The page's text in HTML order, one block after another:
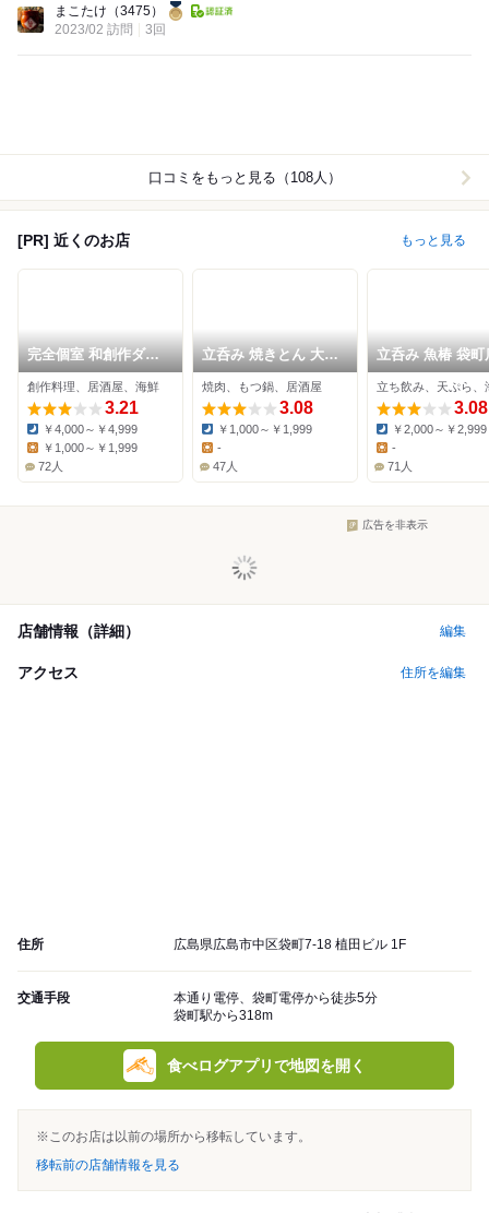
まこたけ （3475）
2023/02 訪問
3回
口コミをもっと見る（108人）
[PR] 近くのお店 もっと見る
完全個室 和創作ダイ
ニング 六
創作料理、居酒屋、海鮮
3.21
Dinner:
￥4,000～￥4,999
Lunch:
￥1,000～￥1,999
72人
立呑み 焼きとん 大黒
袋町店
焼肉、もつ鍋、居酒屋
3.08
Dinner:
￥1,000～￥1,999
Lunch:
-
47人
立呑み 魚椿 袋町
立ち飲み、天ぷら、
3.08
Dinner:
￥2,000～￥2,999
Lunch:
-
71人
広告を非表示
店舗情報（詳細） 編集
アクセス 住所を編集
住所 広島県広島市中区袋町7-18 植田ビル 1F
交通手段
本通り電停、袋町電停から徒歩5分
袋町駅から318m
食べログアプリで地図を開く
※このお店は以前の場所から移転しています。
移転前の店舗情報を見る